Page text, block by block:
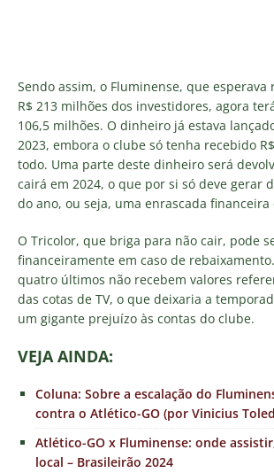
Sendo assim, o Fluminense, que esperava
R$ 213 milhões dos investidores, agora
106,5 milhões. O dinheiro já estava
2023, embora o clube só tenha recebido
todo. Uma parte deste dinheiro será
cairá em 2024, o que por si só deve gerar
do ano, ou seja, uma enrascada financeira
O Tricolor, que briga para não cair, pode
financeiramente em caso de
quatro últimos não recebem valores
das cotas de TV, o que deixaria a
um gigante prejuízo às contas do clube.
VEJA AINDA:
Coluna: Sobre a escalação do
contra o Atlético-GO (por Vinicius
Atlético-GO x Fluminense: onde
local – Brasileirão 2024